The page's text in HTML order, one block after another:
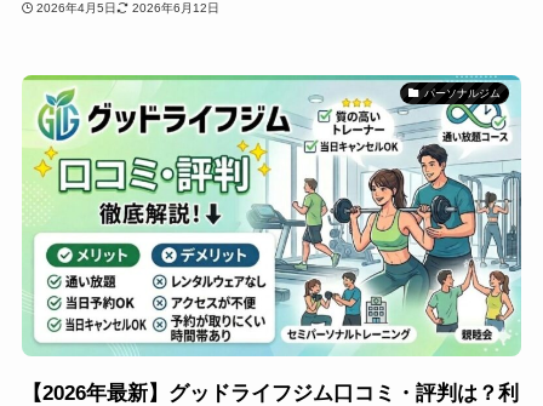
2026年4月5日 2026年6月12日
パーソナルジム
【2026年最新】グッドライフジム口コミ・評判は？利